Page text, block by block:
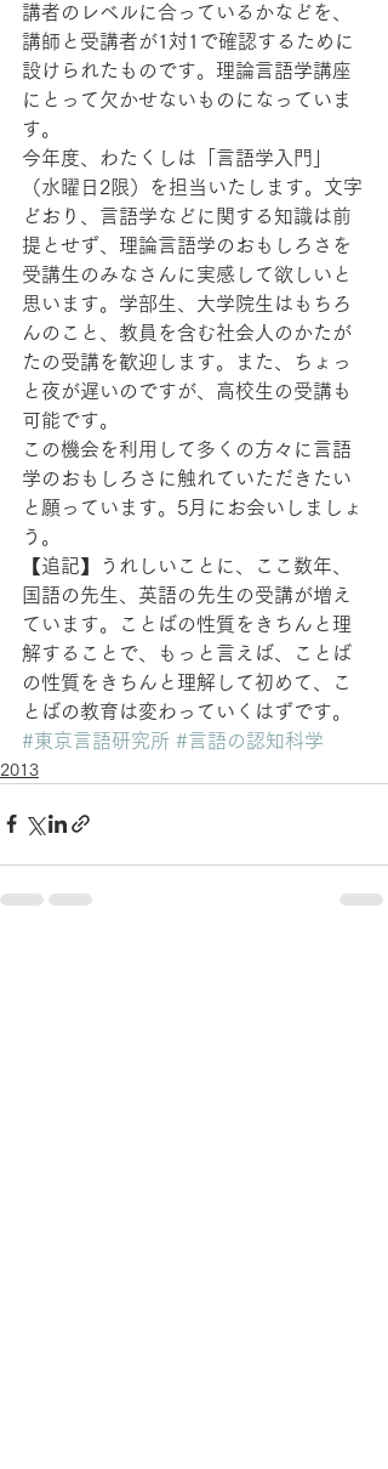
講者のレベルに合っているかなどを、
講師と受講者が1対1で確認するために
設けられたものです。理論言語学講座
にとって欠かせないものになっていま
す。
今年度、わたくしは「言語学入門」
（水曜日2限）を担当いたします。文字
どおり、言語学などに関する知識は前
提とせず、理論言語学のおもしろさを
受講生のみなさんに実感して欲しいと
思います。学部生、大学院生はもちろ
んのこと、教員を含む社会人のかたが
たの受講を歓迎します。また、ちょっ
と夜が遅いのですが、高校生の受講も
可能です。
この機会を利用して多くの方々に言語
学のおもしろさに触れていただきたい
と願っています。5月にお会いしましょ
う。
【追記】うれしいことに、ここ数年、
国語の先生、英語の先生の受講が増え
ています。ことばの性質をきちんと理
解することで、もっと言えば、ことば
の性質をきちんと理解して初めて、こ
とばの教育は変わっていくはずです。
#東京言語研究所 #言語の認知科学
2013